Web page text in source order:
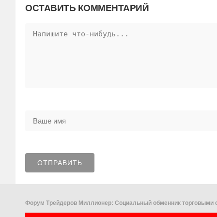
ОСТАВИТЬ КОММЕНТАРИЙ
Форум Трейдеров Миллионер: Социальный обменник торговыми